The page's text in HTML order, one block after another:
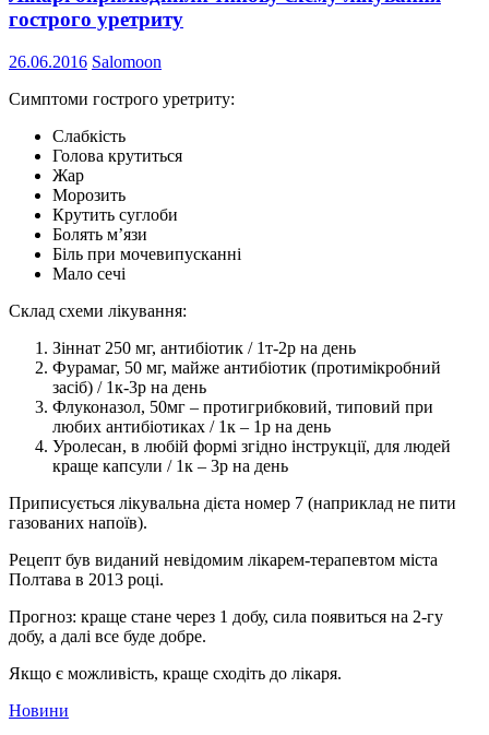
гострого уретриту
26.06.2016 Salomoon
Симптоми гострого уретриту:
Слабкість
Голова крутиться
Жар
Морозить
Крутить суглоби
Болять м’язи
Біль при мочевипусканні
Мало сечі
Склад схеми лікування:
Зіннат 250 мг, антибіотик / 1т-2р на день
Фурамаг, 50 мг, майже антибіотик (протимікробний
засіб) / 1к-3р на день
Флуконазол, 50мг – протигрибковий, типовий при
любих антибіотиках / 1к – 1р на день
Уролесан, в любій формі згідно інструкції, для людей
краще капсули / 1к – 3р на день
Приписується лікувальна дієта номер 7 (наприклад не пити
газованих напоїв).
Рецепт був виданий невідомим лікарем-терапевтом міста
Полтава в 2013 році.
Прогноз: краще стане через 1 добу, сила появиться на 2-гу
добу, а далі все буде добре.
Якщо є можливість, краще сходіть до лікаря.
Новини